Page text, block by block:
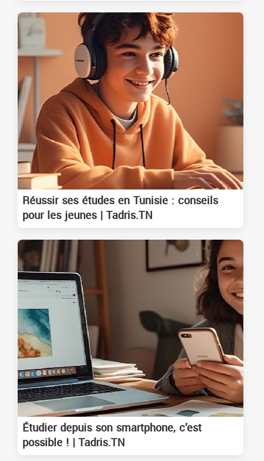
Réussir ses études en Tunisie : conseils
pour les jeunes | Tadris.TN
Étudier depuis son smartphone, c’est
possible ! | Tadris.TN